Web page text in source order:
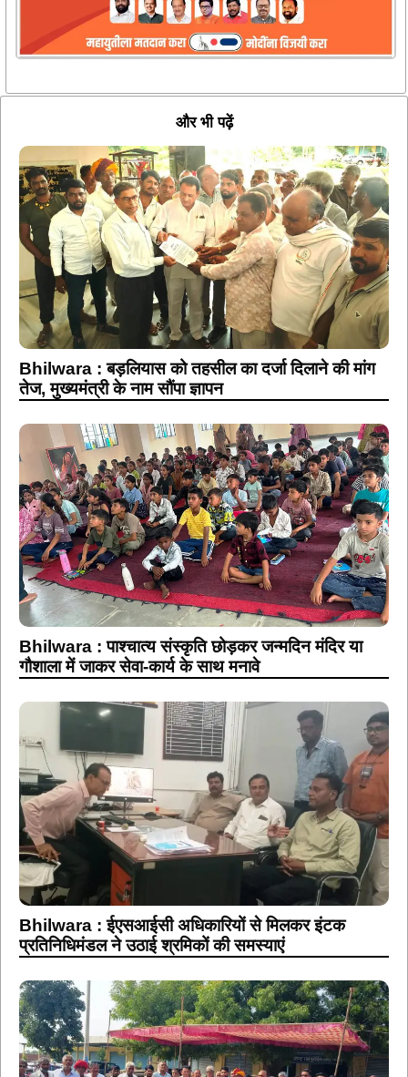
और भी पढ़ें
Bhilwara : बड़लियास को तहसील का दर्जा दिलाने की मांग
तेज, मुख्यमंत्री के नाम सौंपा ज्ञापन
Bhilwara : पाश्चात्य संस्कृति छोड़कर जन्मदिन मंदिर या
गौशाला में जाकर सेवा-कार्य के साथ मनावे
Bhilwara : ईएसआईसी अधिकारियों से मिलकर इंटक
प्रतिनिधिमंडल ने उठाई श्रमिकों की समस्याएं